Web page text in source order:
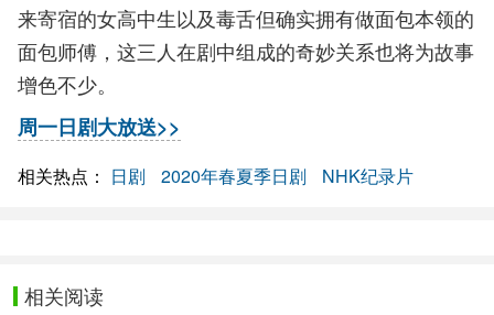
来寄宿的女高中生以及毒舌但确实拥有做面包本领的
面包师傅，这三人在剧中组成的奇妙关系也将为故事
增色不少。
周一日剧大放送>>
相关热点： 日剧 2020年春夏季日剧 NHK纪录片
相关阅读